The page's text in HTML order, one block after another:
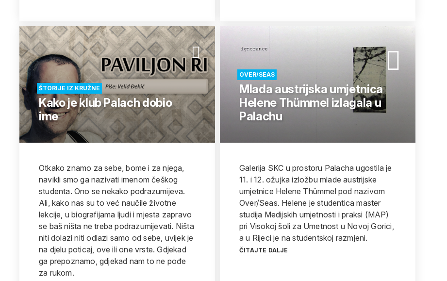
ŠTORIJE IZ KRUŽNE
Kako je klub Palach dobio
ime
Otkako znamo za sebe, bome i za njega,
navikli smo ga nazivati imenom češkog
studenta. Ono se nekako podrazumijeva.
Ali, kako nas su to već naučile životne
lekcije, u biografijama ljudi i mjesta zapravo
se baš ništa ne treba podrazumijevati. Ništa
niti dolazi niti odlazi samo od sebe, uvijek je
na djelu poticaj, ove ili one vrste. Gdjekad
ga prepoznamo, gdjekad nam to ne pođe
za rukom.
OVER/SEAS
Mlada austrijska umjetnica
Helene Thümmel izlagala u
Palachu
Galerija SKC u prostoru Palacha ugostila je
11. i 12. ožujka izložbu mlade austrijske
umjetnice Helene Thümmel pod nazivom
Over/Seas. Helene je studentica master
studija Medijskih umjetnosti i praksi (MAP)
pri Visokoj šoli za Umetnost u Novoj Gorici,
a u Rijeci je na studentskoj razmjeni.
ČITAJTE DALJE